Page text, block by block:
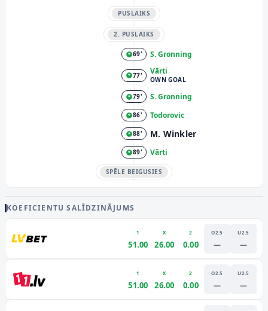
PUSLAIKS
2. PUSLAIKS
69' S. Gronning
77' Vārti
OWN GOAL
79'
S. Gronning
86' Todorovic
88' M. Winkler
89' Vārti
SPĒLE BEIGUSIES
KOEFICIENTU SALĪDZINĀJUMS
1
51.00
X
26.00
2
0.00
O2.5
—
U2.5
—
1
51.00
X
26.00
2
0.00
O2.5
—
U2.5
—